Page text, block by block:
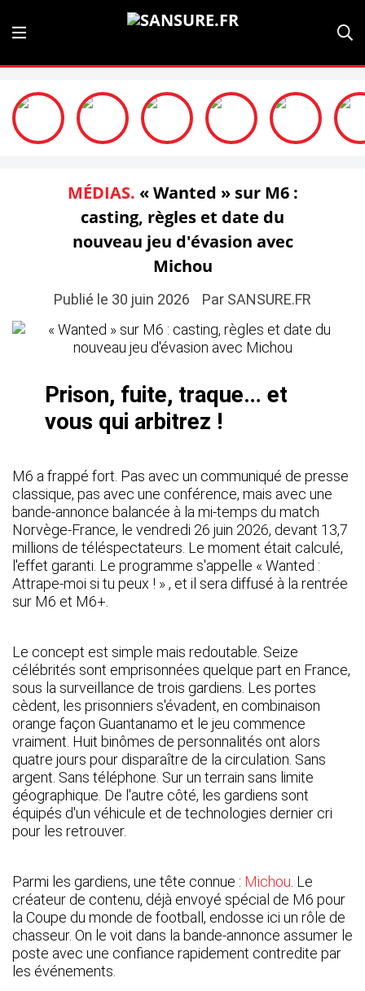
MÉDIAS. « Wanted » sur M6 :
casting, règles et date du
nouveau jeu d'évasion avec
Michou
Publié le 30 juin 2026 Par SANSURE.FR
Prison, fuite, traque… et
vous qui arbitrez !
M6 a frappé fort. Pas avec un communiqué de presse
classique, pas avec une conférence, mais avec une
bande-annonce balancée à la mi-temps du match
Norvège-France, le vendredi 26 juin 2026, devant 13,7
millions de téléspectateurs. Le moment était calculé,
l'effet garanti. Le programme s'appelle « Wanted :
Attrape-moi si tu peux ! » , et il sera diffusé à la rentrée
sur M6 et M6+.
Le concept est simple mais redoutable. Seize
célébrités sont emprisonnées quelque part en France,
sous la surveillance de trois gardiens. Les portes
cèdent, les prisonniers s'évadent, en combinaison
orange façon Guantanamo et le jeu commence
vraiment. Huit binômes de personnalités ont alors
quatre jours pour disparaître de la circulation. Sans
argent. Sans téléphone. Sur un terrain sans limite
géographique. De l'autre côté, les gardiens sont
équipés d'un véhicule et de technologies dernier cri
pour les retrouver.
Parmi les gardiens, une tête connue : Michou . Le
créateur de contenu, déjà envoyé spécial de M6 pour
la Coupe du monde de football, endosse ici un rôle de
chasseur. On le voit dans la bande-annonce assumer le
poste avec une confiance rapidement contredite par
les événements.